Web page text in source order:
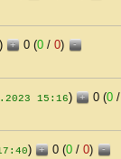
) + 0 (0/ 0) -
15:16) + 0 (0/
) + 0 (0/ 0) -